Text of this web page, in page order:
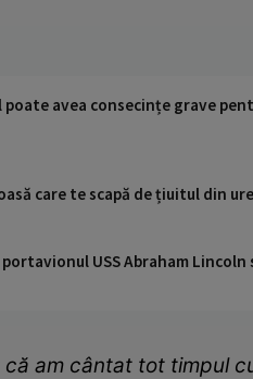
poate avea consecințe grave
care te scapă de țiuitul din
portavionul USS Abraham
am cântat tot timpul